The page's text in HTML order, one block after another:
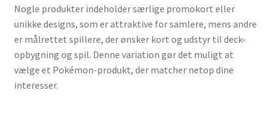
Nogle produkter indeholder særlige promokort eller
unikke designs, som er attraktive for samlere, mens andre
er målrettet spillere, der ønsker kort og udstyr til deck-
opbygning og spil. Denne variation gør det muligt at
vælge et Pokémon-produkt, der matcher netop dine
interesser.